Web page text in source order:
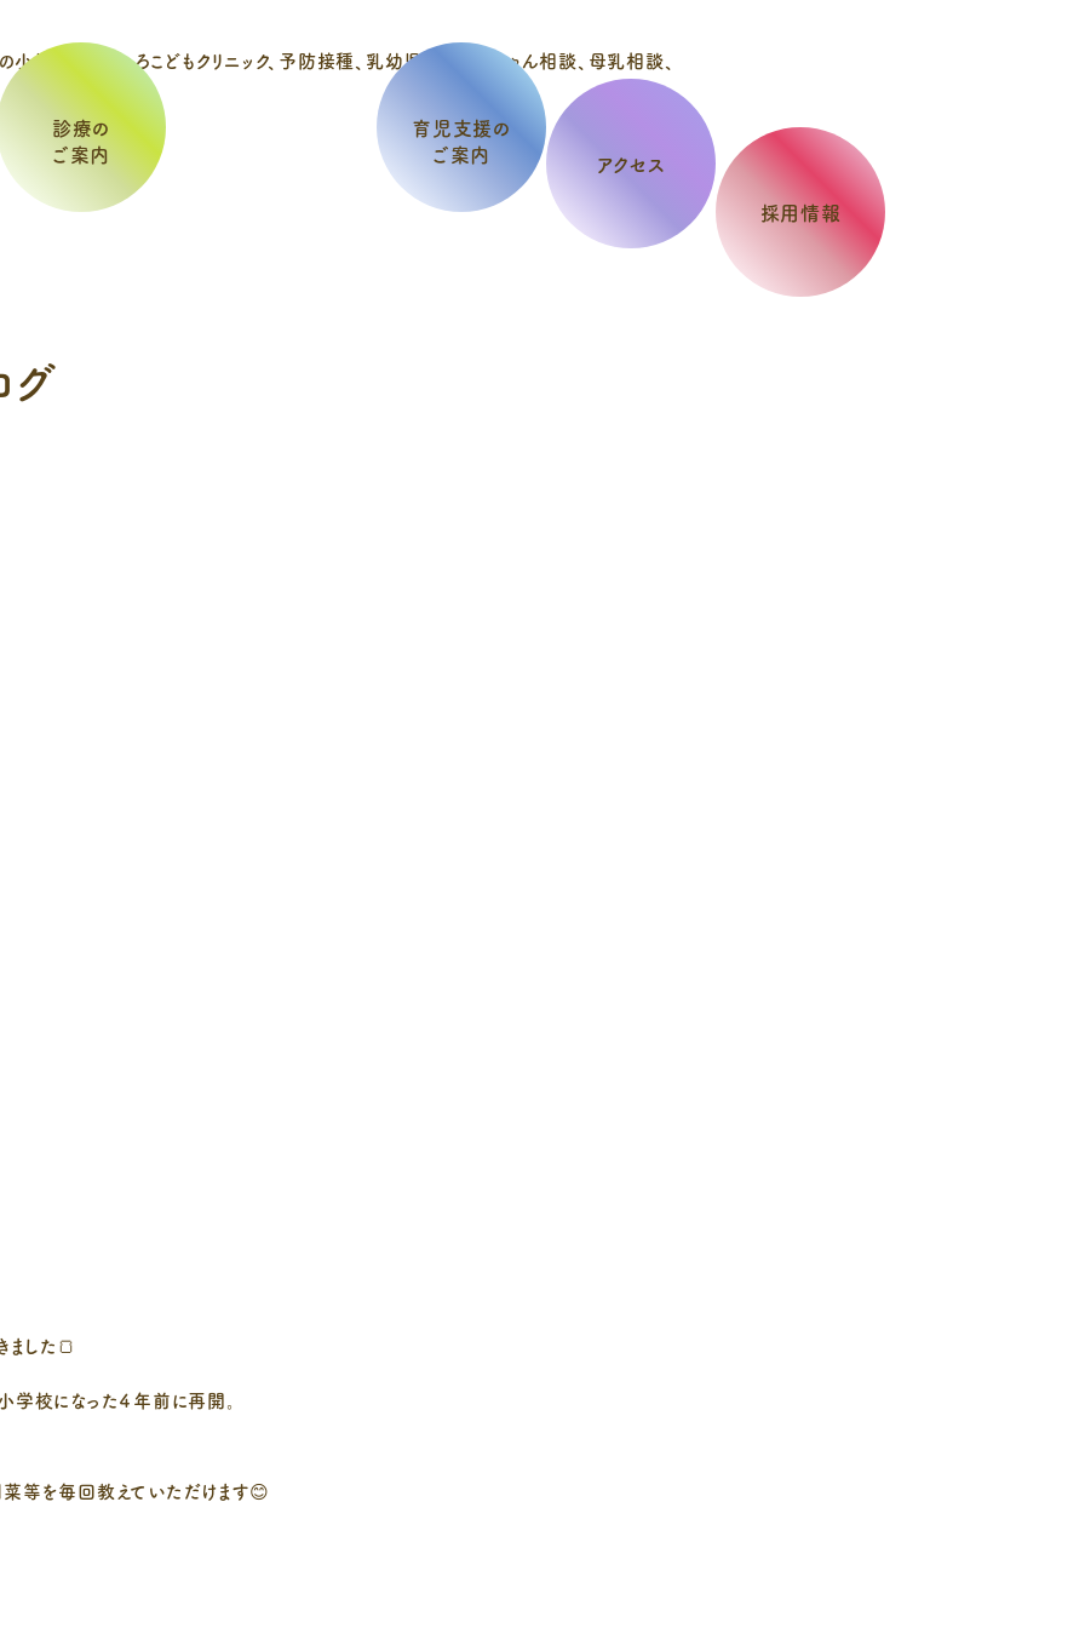
診療の
ご案内
育児支援の
ご案内
アクセス
採用情報
グ
した🍞
学校になった４年前に再開。
等を毎回教えていただけます😊